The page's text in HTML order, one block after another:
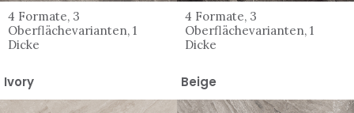
4 Formate, 3
Oberflächevarianten, 1
Dicke
4 Formate, 3
Oberflächevarianten, 1
Dicke
Ivory Beige